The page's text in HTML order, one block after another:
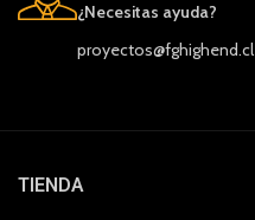
¿Necesitas ayuda?
proyectos@fghighend.cl
TIENDA